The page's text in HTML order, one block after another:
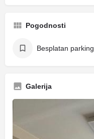
Pogodnosti
Besplatan parking
Galerija